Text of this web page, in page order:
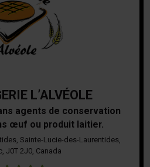
L’ALVÉOLE
agents de conservation
œuf ou produit laitier.
Sainte-Lucie-des-Laurentides,
J0T 2J0, Canada